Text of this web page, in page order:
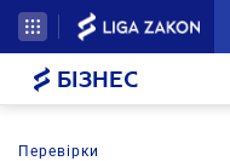
БІЗНЕС
Перевірки